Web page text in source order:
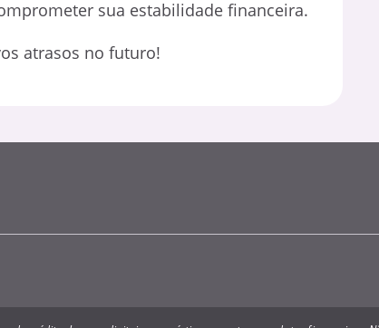
sua estabilidade financeira.
atrasos no futuro!